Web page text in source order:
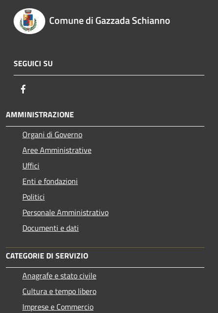
Comune di Gazzada Schianno
SEGUICI SU
AMMINISTRAZIONE
Organi di Governo
Aree Amministrative
Uffici
Enti e fondazioni
Politici
Personale Amministrativo
Documenti e dati
CATEGORIE DI SERVIZIO
Anagrafe e stato civile
Cultura e tempo libero
Imprese e Commercio